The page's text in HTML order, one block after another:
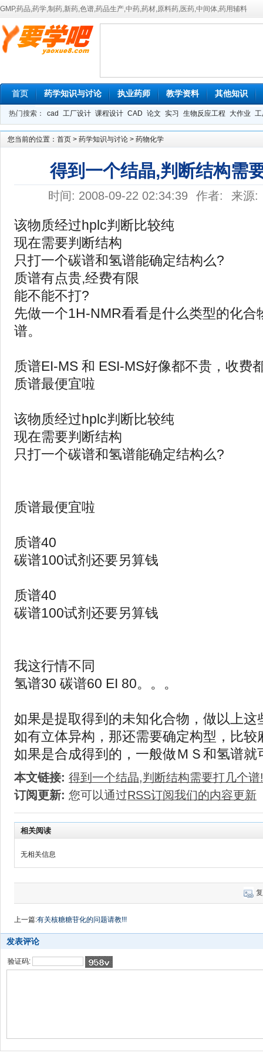
GMP,药品,药学,制药,新药,色谱,药品生产,中药,药材,原料药,医药,中间体,药用辅料
首页 药学知识与讨论 执业药师 教学资料 其他知识
热门搜索： cad 工厂设计 课程设计 CAD 论文 实习 生物反应工程 大作业
您当前的位置： 首页 > 药学知识与讨论 > 药物化学
得到一个结晶,判断结构需
时间: 2008-09-22 02:34:39 作者: 来源:
该物质经过hplc判断比较纯
现在需要判断结构
只打一个碳谱和氢谱能确定结构么?
质谱有点贵,经费有限
能不能不打?
先做一个1H-NMR看看是什么类型的化合
谱。
质谱EI-MS 和 ESI-MS好像都不贵，收费
质谱最便宜啦
该物质经过hplc判断比较纯
现在需要判断结构
只打一个碳谱和氢谱能确定结构么?
质谱最便宜啦
质谱40
碳谱100试剂还要另算钱
质谱40
碳谱100试剂还要另算钱
我这行情不同
氢谱30 碳谱60 EI 80。。。
如果是提取得到的未知化合物，做以上这
如有立体异构，那还需要确定构型，比较
如果是合成得到的，一般做ＭＳ和氢谱就
本文链接: 得到一个结晶,判断结构需要打几个谱!
订阅更新: 您可以通过RSS订阅我们的内容更新
相关阅读
无相关信息
上一篇:有关核糖糖苷化的问题请教!!!
发表评论
验证码: